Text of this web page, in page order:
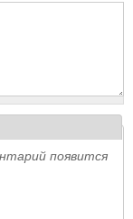
появится